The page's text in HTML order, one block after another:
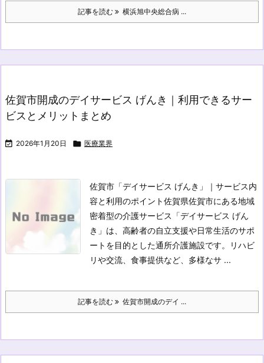
記事を読む 横浜旭中央総合病 ...
佐賀市開成のデイサービス げんき｜利用できるサー
ビスとメリットまとめ
 2026年1月20日  医療業界
佐賀市「デイサービス げんき」｜サービス内
容と利用のポイント佐賀県佐賀市にある地域
密着型の介護サービス「デイサービス げん
き」は、高齢者の自立支援や日常生活のサポ
ートを目的とした通所介護施設です。リハビ
リや交流、食事提供など、多様なサ ...
記事を読む 佐賀市開成のデイ ...